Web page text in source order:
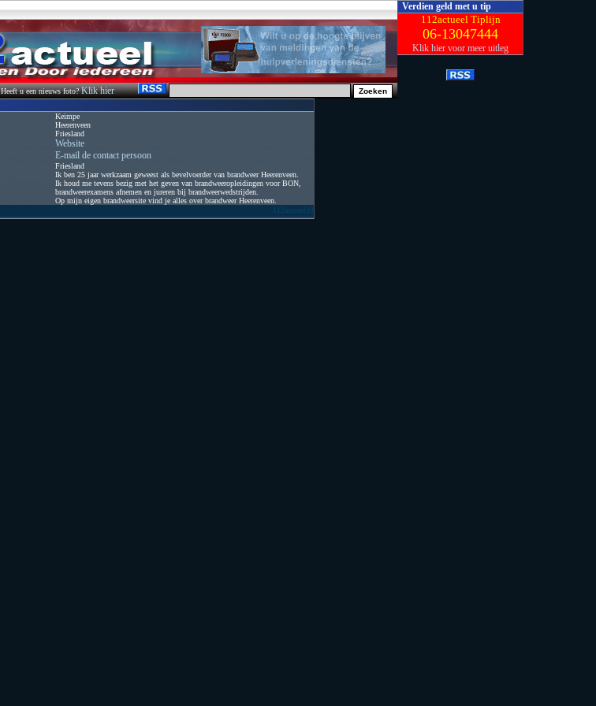
Heeft u een nieuws foto?Klik hier
Keimpe
Heerenveen
Friesland
Website
E-mail de contact persoon
Friesland
Ik ben 25 jaar werkzaam geweest als bevelvoerder van brandweer Heerenveen.
Ik houd me tevens bezig met het geven van brandweeropleidingen voor BON,
brandweerexamens afnemen en jureren bij brandweerwedstrijden.
Op mijn eigen brandweersite vind je alles over brandweer Heerenveen.
112actueel.nl
Verdien geld met u tip
112actueel Tiplijn
06-13047444
Klik hier voor meer uitleg